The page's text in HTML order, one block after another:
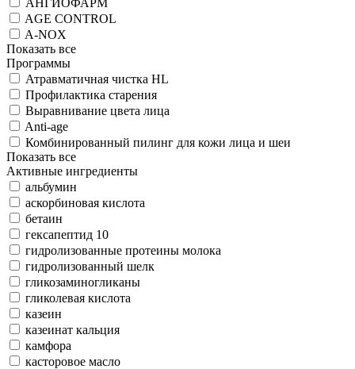
AGE CONTROL
A-NOX
Показать все
Программы
Атравматичная чистка HL
Профилактика старения
Выравнивание цвета лица
Anti-age
Комбинированный пилинг для кожи лица и шеи
Показать все
Активные ингредиенты
альбумин
аскорбиновая кислота
бетаин
гексапептид 10
гидролизованные протеины молока
гидролизованный шелк
гликозаминогликаны
гликолевая кислота
казеин
казеинат кальция
камфора
касторовое масло